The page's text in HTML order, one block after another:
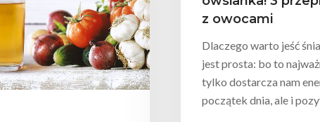
z owocami
Dlaczego warto jeść
jest prosta: bo to
tylko dostarcza nam
początek dnia, ale i